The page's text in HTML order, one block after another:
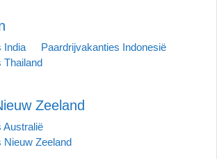
India
Paardrijvakanties Indonesië
Thailand
Zeeland
Australië
Nieuw Zeeland